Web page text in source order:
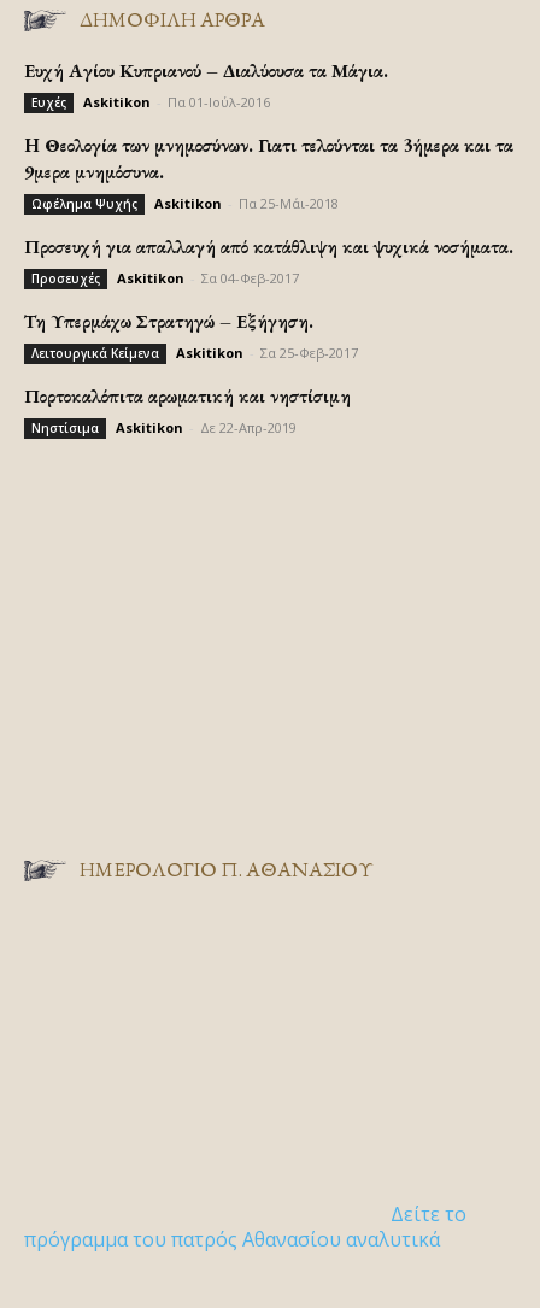
ΔΗΜΟΦΙΛΗ ΑΡΘΡΑ
Ευχή Αγίου Κυπριανού – Διαλύουσα τα Μάγια.
Ευχές Askitikon Πα 01-Ιούλ-2016
H Θεολογία των μνημοσύνων. Γιατι τελούνται τα 3ήμερα και τα
9μερα μνημόσυνα.
Ωφέλημα Ψυχής Askitikon Πα 25-Μάι-2018
Προσευχή για απαλλαγή από κατάθλιψη και ψυχικά νοσήματα.
Προσευχές Askitikon Σα 04-Φεβ-2017
Τη Υπερμάχω Στρατηγώ – Εξήγηση.
Λειτουργικά Κείμενα Askitikon Σα 25-Φεβ-2017
Πορτοκαλόπιτα αρωματική και νηστίσιμη
Νηστίσιμα Askitikon Δε 22-Απρ-2019
ΗΜΕΡΟΛΟΓΙΟ Π. ΑΘΑΝΑΣΙΟΥ
Δείτε το
πρόγραμμα του πατρός Αθανασίου αναλυτικά